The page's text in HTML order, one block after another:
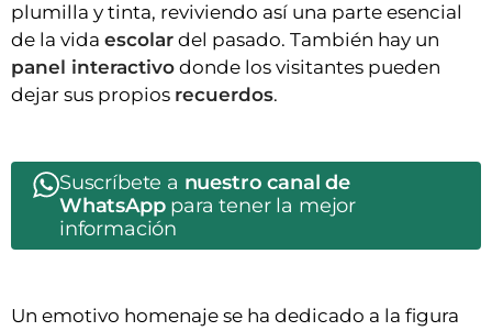
plumilla y tinta, reviviendo así una parte esencial
de la vida escolar del pasado. También hay un
panel interactivo donde los visitantes pueden
dejar sus propios recuerdos.
Suscríbete a nuestro canal de
WhatsApppara tener la mejor
información
Un emotivo homenaje se ha dedicado a la figura